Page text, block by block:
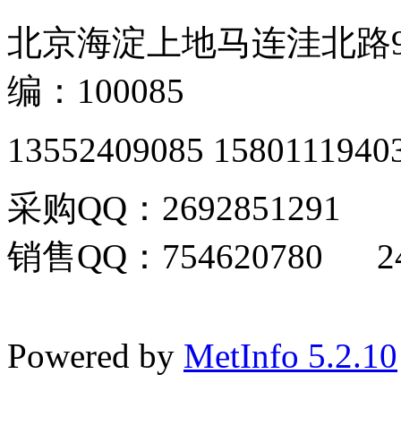
北京海淀上地马连洼北
编：100085
13552409085
采购QQ：2692851291
销售QQ：754620780
Powered by MetInfo 5.2.10